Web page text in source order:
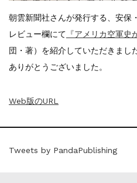
朝雲新聞社さんが発行する、安保
レビュー欄にて 『アメリカ空軍史
団・著）を紹介していただきまし
ありがとうございました。
Web版のURL
Tweets by PandaPublishing